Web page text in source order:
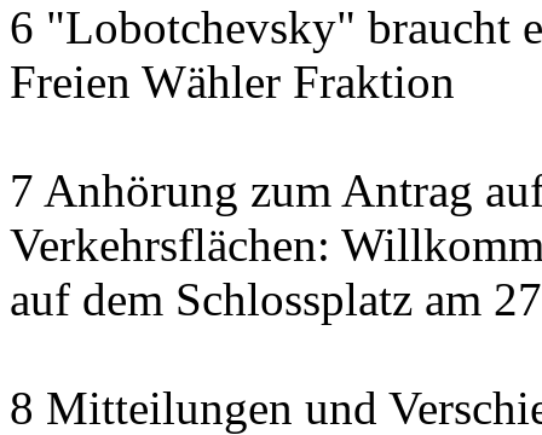
6 "Lobotchevsky" braucht
Freien Wähler Fraktion
7 Anhörung zum Antrag
Verkehrsflächen:
auf dem Schlossplatz am
8 Mitteilungen und